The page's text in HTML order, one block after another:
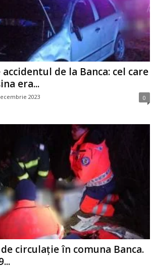
de la Banca: cel care
era...
2023 0
circulație în comuna Banca.